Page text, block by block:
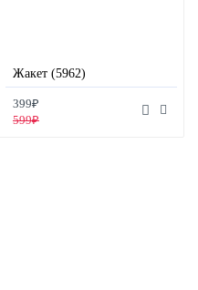
Жакет (5962)
399₽
599₽